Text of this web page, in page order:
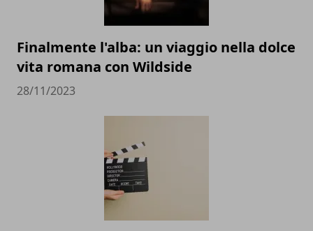
Finalmente l'alba: un viaggio nella dolce
vita romana con Wildside
28/11/2023